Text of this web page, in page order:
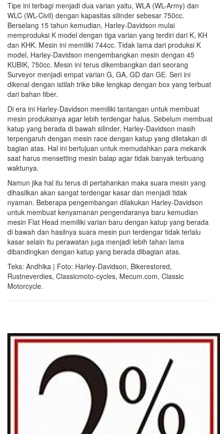
Tipe ini terbagi menjadi dua varian yaitu, WLA (WL-Army) dan
WLC (WL-Civil) dengan kapasitas silinder sebesar 750cc.
Berselang 15 tahun kemudian, Harley-Davidson mulai
memproduksi K model dengan tiga varian yang terdiri dari K, KH
dan KHK. Mesin ini memiliki 744cc. Tidak lama dari produksi K
model, Harley-Davidson mengembangkan mesin dengan 45
KUBIK, 750cc. Mesin ini terus dikembangkan dari seorang
Surveyor menjadi empat varian G, GA, GD dan GE. Seri ini
dikenal dengan istilah trike bike lengkap dengan box yang terbuat
dari bahan fiber.
Di era ini Harley-Davidson memiliki tantangan untuk membuat
mesin produksinya agar lebih terdengar halus. Sebelum membuat
katup yang berada di bawah silinder, Harley-Davidson masih
terpengaruh dengan mesin race dengan katup yang diletakan di
bagian atas. Hal ini bertujuan untuk memudahkan para mekanik
saat harus mensetting mesin balap agar tidak banyak terbuang
waktunya.
Namun jika hal itu terus di pertahankan maka suara mesin yang
dihasilkan akan sangat terdengar kasar dan menjadi tidak
nyaman. Beberapa pengembangan dilakukan Harley-Davidson
untuk membuat kenyamanan pengendaranya baru kemudian
mesin Flat Head memiliki varian baru dengan katup yang berada
di bawah dan hasilnya suara mesin pun terdengar tidak terlalu
kasar selain itu perawatan juga menjadi lebih tahan lama
dibandingkan dengan katup yang berada dibagian atas.
Teks: Andhika | Foto: Harley-Davidson, Bikerestored,
Rustneverdies, Classicmoto-cycles, Mecum.com, Classic
Motorcycle.